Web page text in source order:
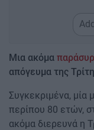
Μια ακόμα
απόγευμα της
Συγκεκριμένα, μία
περίπου 80 ετών,
ακόμα διερευνά η